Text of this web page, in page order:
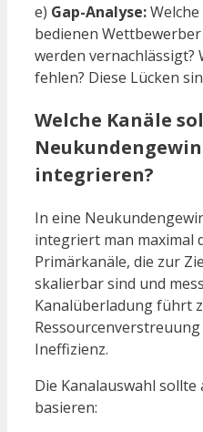
e) Gap-Analyse:
bedienen
werden vernachlässigt?
fehlen? Diese Lücken
Welche Kanäle
integrieren?
In eine
integriert man maximal
Primärkanäle, die zur
skalierbar sind und
Kanalüberladung führt
Ineffizienz.
Die Kanalauswahl
basieren: